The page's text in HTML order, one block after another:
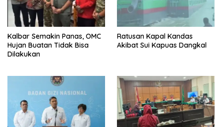
Kalbar Semakin Panas, OMC
Hujan Buatan Tidak Bisa
Dilakukan
Ratusan Kapal Kandas
Akibat Sui Kapuas Dangkal